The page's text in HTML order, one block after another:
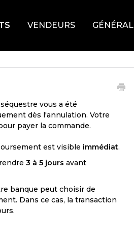
VENDEURS GÉNÉRAL
vous a été
dès l'annulation. Votre
payer la commande.
est visible immédiat.
3 à 5 jours avant
banque peut choisir de
Dans ce cas, la transaction